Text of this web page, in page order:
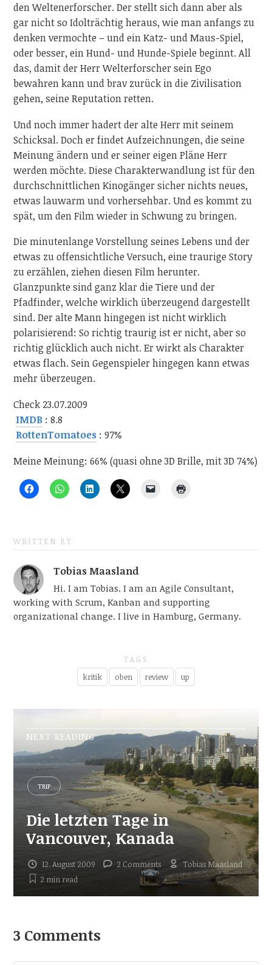
den Weltenerforscher. Der stellt sich dann aber als
gar nicht so Idolträchtig heraus, wie man anfangs zu
denken vermochte – und ein Katz- und Maus-Spiel,
oder besser, ein Hund- und Hunde-Spiele beginnt. All
das, damit der Herr Welterforscher sein Ego
bewahren kann und brav zurück in die Zivilisation
gehen, seine Reputation retten.
Und noch immer hadert der alte Herr mit seinem
Schicksal. Doch er findet Aufzeichnungen, die seine
Meinung ändern und er seiner eigen Pläne Herr
werden möchte. Diese Charakterwandlung ist für den
durchschnittlichen Kinogänger sicher nichts neues,
etwas lauwarm und vorhersehbar. Und es kommt zu
spät, um den Film wieder in Schwung zu bringen.
Die minutenlange Vorstellung seines Lebens und der
etwas zu offensichtliche Versuch, eine traurige Story
zu erzählen, ziehen diesen Film herunter.
Glanzpunkte sind ganz klar die Tiere und der
Pfadfinder, welche wirklich überzeugend dargestellt
sind. Der alte Mann hingegen ist nicht wirklich
polarisierend: So richtig traurig ist er nicht, aber so
richtig glücklich auch nicht. Er wirkt als Charakter
etwas flach. Sein Gegenspieler hingegen kann etwas
mehr überzeugen.
Check 23.07.2009
IMDB : 8.8
RottenTomatoes : 97%
Meine Meinung: 66% (quasi ohne 3D Brille, mit 3D 74%)
WRITTEN BY
Tobias Maasland
Hi. I am Tobias. I am an Agile Consultant,
working with Scrum, Kanban and supporting
organizational change. I live in Hamburg, Germany.
TAGS
kritik oben review up
NEXT READING
TRIP
Die letzten Tage in
Vancouver, Kanada
12. August 2009 2 Comments
Tobias Maasland
2 minread
3 Comments